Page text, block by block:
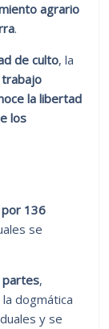
agrario
.
de culto, la
la libertad
los
136
se
partes,
la dogmática
y se